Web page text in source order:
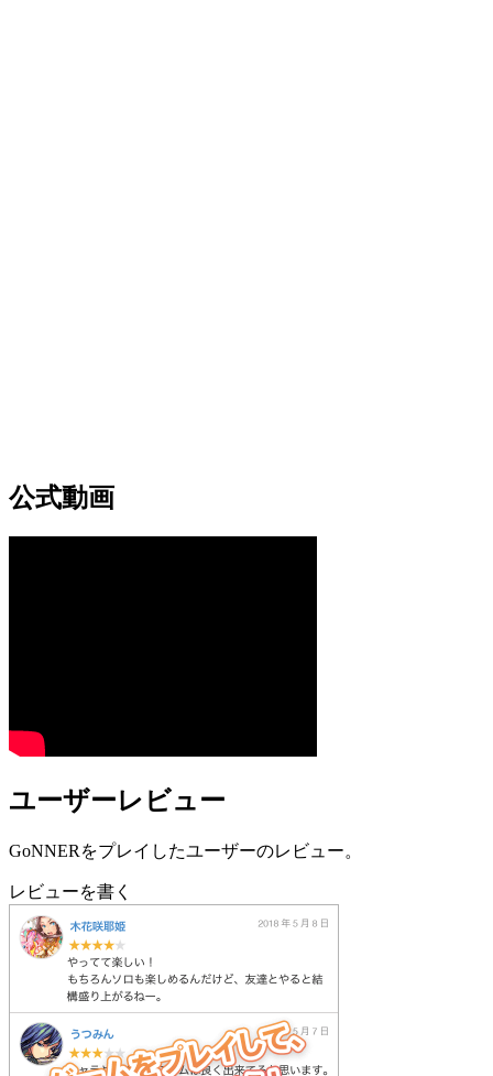
公式動画
ユーザーレビュー
GoNNERをプレイしたユーザーのレビュー。
レビューを書く